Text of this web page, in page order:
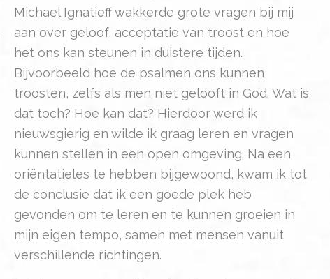
Michael Ignatieff wakkerde grote vragen bij mij
aan over geloof, acceptatie van troost en hoe
het ons kan steunen in duistere tijden.
Bijvoorbeeld hoe de psalmen ons kunnen
troosten, zelfs als men niet gelooft in God. Wat is
dat toch? Hoe kan dat? Hierdoor werd ik
nieuwsgierig en wilde ik graag leren en vragen
kunnen stellen in een open omgeving. Na een
oriëntatieles te hebben bijgewoond, kwam ik tot
de conclusie dat ik een goede plek heb
gevonden om te leren en te kunnen groeien in
mijn eigen tempo, samen met mensen vanuit
verschillende richtingen.